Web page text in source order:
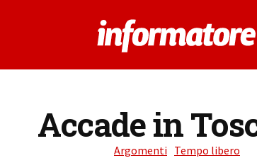
Accade in
Argomenti Tempo libero